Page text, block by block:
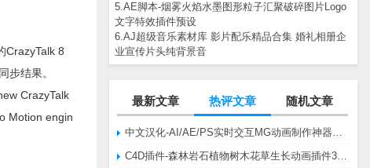
5.AE脚本-烟雾火焰水墨图形粒子汇聚破碎图片Logo
文字特效插件预设
6.AJ超级音乐素材库 影片配乐精品合集 婚礼相册企
业宣传片头纯背景音
最新文章 热评文章 随机文章
CrazyTalk 8
步结果。
CrazyTalk
Motion engin